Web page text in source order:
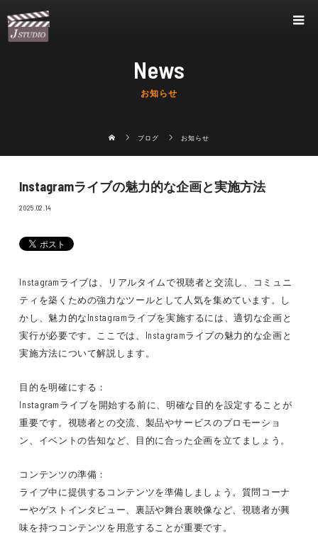
News
お知らせ
ブログ お知らせ
Instagramライブの魅力的な企画と実施方法
2025.02.14
Instagramライブは、リアルタイムで視聴者と交流し、コミュニ
ティを築くための強力なツールとして人気を集めています。し
かし、魅力的なInstagramライブを実施するには、適切な企画と
実行が必要です。ここでは、Instagramライブの魅力的な企画と
実施方法について解説します。
目的を明確にする：
Instagramライブを開始する前に、明確な目的を設定することが
重要です。視聴者との交流、製品やサービスのプロモーショ
ン、イベントの告知など、目的に合った企画を立てましょう。
コンテンツの準備：
ライブ中に提供するコンテンツを準備しましょう。質問コーナ
ーやゲストインタビュー、裏話や舞台裏映像など、視聴者が興
味を持つコンテンツを用意することが重要です。